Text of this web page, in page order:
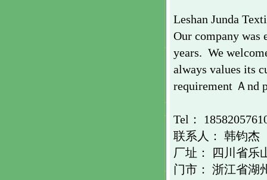
Leshan Junda
Our company was
years. We
always values its
requirement Ａnd
Tel：
联系人： 韩钧杰
厂址： 四川省乐
门市： 浙江省湖